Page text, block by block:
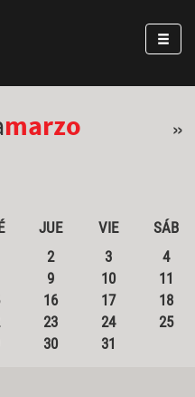
marzo »
JUE VIE
SÁB
2 3
4
9 10
11
16 17
18
23 24
25
30 31